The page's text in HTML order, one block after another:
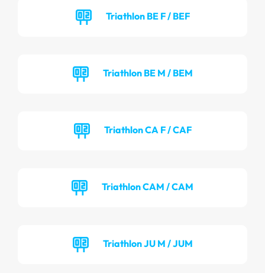
Triathlon BE F / BEF
Triathlon BE M / BEM
Triathlon CA F / CAF
Triathlon CAM / CAM
Triathlon JU M / JUM